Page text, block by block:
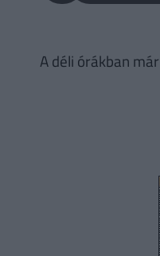
A déli órákban